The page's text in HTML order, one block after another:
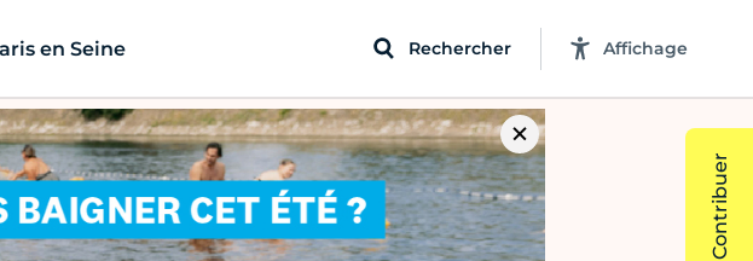
en Seine Rechercher Affichage
Contribuer